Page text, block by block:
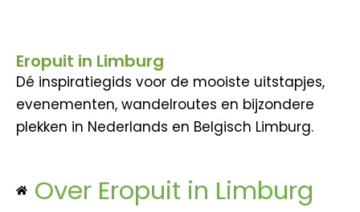
Eropuit in Limburg
Dé inspiratiegids voor de mooiste uitstapjes,
evenementen, wandelroutes en bijzondere
plekken in Nederlands en Belgisch Limburg.
Over Eropuit in Limburg